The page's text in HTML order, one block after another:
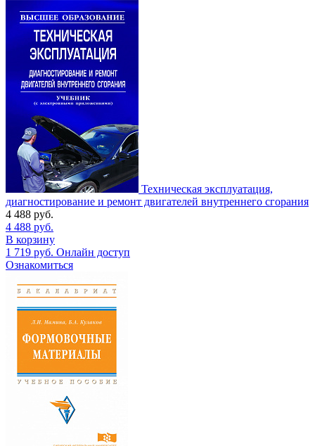
Техническая эксплуатация,
диагностирование и ремонт двигателей внутреннего сгорания
4 488 руб.
4 488 руб.
В корзину
1 719 руб. Онлайн доступ
Ознакомиться